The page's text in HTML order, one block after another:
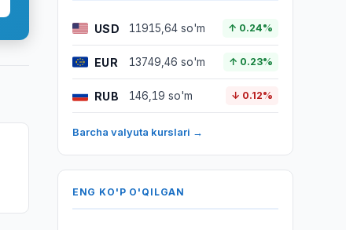
USD 11915,64 so'm ↑ 0.24%
EUR 13749,46 so'm ↑ 0.23%
RUB 146,19 so'm ↓ 0.12%
Barcha valyuta kurslari →
ENG KO'P O'QILGAN